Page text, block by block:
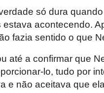
só dura
acontecendo.
fazia sentido o que
até a confirmar que
lo, tudo por
e não aceitava que